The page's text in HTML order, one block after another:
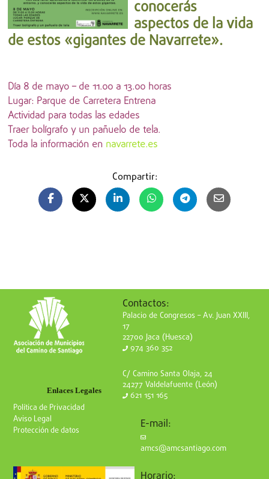
conocerás
aspectos de la vida
de estos «gigantes de Navarrete».
Día 8 de mayo – de 11.00 a 13.00 horas
Lugar: Parque de Carretera Entrena
Actividad para todas las edades
Traer bolígrafo y un pañuelo de tela.
Toda la información en navarrete.es
Compartir:
Enlaces Legales
Política de Privacidad
Aviso Legal
Protección de datos
Contactos:
Palacio de Congresos – Av. Juan XXIII,
17
22700 Jaca (Huesca)
974 360 352
C/ Camino Santa Olaja, 24
24277 Valdelafuente (León)
621 151 165
E-mail:
amcs@amcsantiago.com